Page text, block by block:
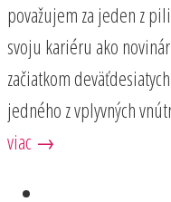
považujem za jeden z
svoju kariéru ako
začiatkom
jedného z vplyvných
viac →